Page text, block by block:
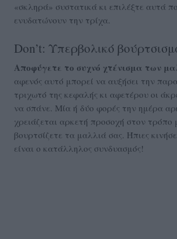
«σκληρά» συστατικά κι επιλέξτε αυτά
ενυδατώνουν την τρίχα.
Don’t: Υπερβολικό
Αποφύγετε το συχνό χτένισμα των
αφενός αυτό μπορεί να αυξήσει την
τριχωτό της κεφαλής κι αφετέρου οι
να σπάνε. Μία ή δύο φορές την ημέρα
χρειάζεται αρκετή προσοχή στον τρόπο
βουρτσίζετε τα μαλλιά σας. Ήπιες
είναι ο κατάλληλος συνδυασμός!